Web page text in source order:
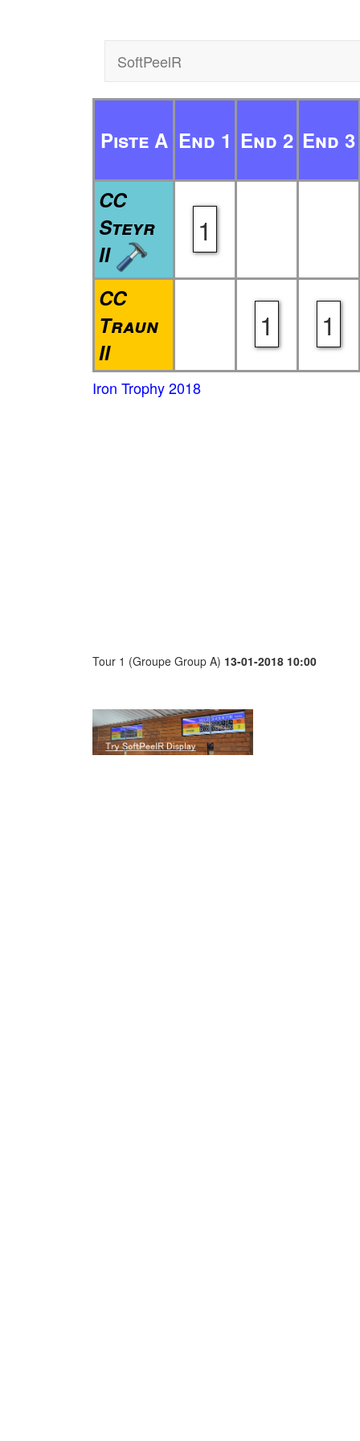
SoftPeelR
Piste A End 1 End 2 End 3
CC
Steyr
II
1
CC
Traun
II
1 1
Iron Trophy 2018
Tour 1 (Groupe Group A) 13-01-2018 10:00